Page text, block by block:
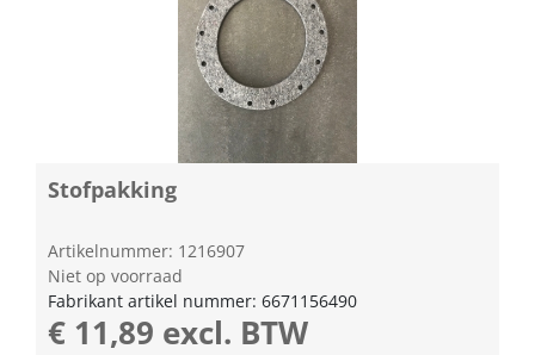
Stofpakking
Artikelnummer: 1216907
Niet op voorraad
Fabrikant artikel nummer: 6671156490
€ 11,89 excl. BTW